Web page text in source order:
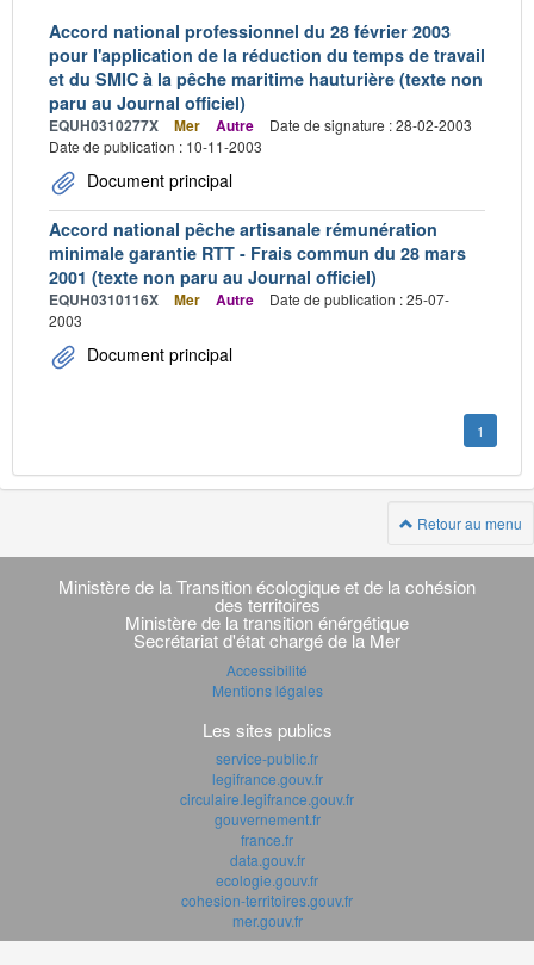
Accord national professionnel du 28 février 2003
pour l'application de la réduction du temps de travail
et du SMIC à la pêche maritime hauturière (texte non
paru au Journal officiel)
EQUH0310277X Mer Autre
Date de signature : 28-02-2003
Date de publication : 10-11-2003
Document principal
Accord national pêche artisanale rémunération
minimale garantie RTT - Frais commun du 28 mars
2001 (texte non paru au Journal officiel)
EQUH0310116X Mer Autre
Date de publication : 25-07-
2003
Document principal
1
Retour au menu
Navigation
transverse
Ministère de la Transition écologique et de la cohésion
des territoires
Ministère de la transition énérgétique
Secrétariat d'état chargé de la Mer
Accessibilité
Mentions légales
Les sites publics
service-public.fr
legifrance.gouv.fr
circulaire.legifrance.gouv.fr
gouvernement.fr
france.fr
data.gouv.fr
ecologie.gouv.fr
cohesion-territoires.gouv.fr
mer.gouv.fr